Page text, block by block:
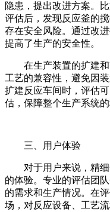
隐患，提出改进方案。
评估后，发现反应釜的
存在安全风险。通过改
提高了生产的安全性。
在生产装置的扩建
工艺的兼容性，避免因
扩建反应车间时，评估
估，保障整个生产系统的
三、用户体验
对于用户来说，精
的体验。专业的评估团
的需求和生产情况。在
场，对反应设备、工艺